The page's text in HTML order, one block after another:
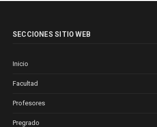
SECCIONES SITIO WEB
Inicio
Facultad
Profesores
Pregrado